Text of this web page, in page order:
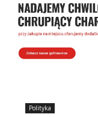
Polityka